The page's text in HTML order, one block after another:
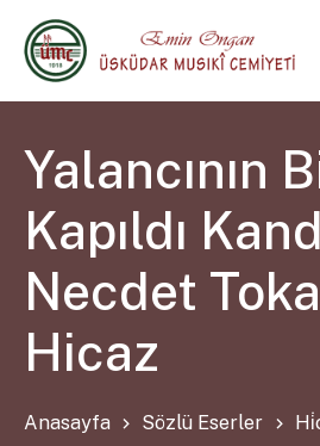
Yalancının
Kapıldı
Necdet
Hicaz
Anasayfa Sözlü Eserler